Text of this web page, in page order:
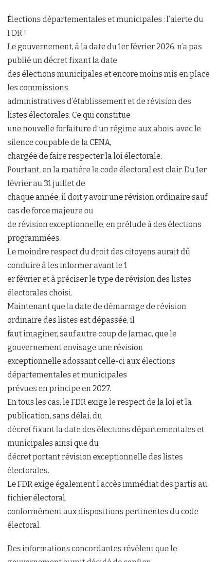
Élections départementales et municipales : l’alerte du
FDR !
Le gouvernement, à la date du 1er février 2026, n’a pas
publié un décret fixant la date
des élections municipales et encore moins mis en place
les commissions
administratives d’établissement et de révision des
listes électorales. Ce qui constitue
une nouvelle forfaiture d’un régime aux abois, avec le
silence coupable de la CENA,
chargée de faire respecter la loi électorale.
Pourtant, en la matière le code électoral est clair. Du 1er
février au 31 juillet de
chaque année, il doit y avoir une révision ordinaire sauf
cas de force majeure ou
de révision exceptionnelle, en prélude à des élections
programmées.
Le moindre respect du droit des citoyens aurait dû
conduire à les informer avant le 1
er février et à préciser le type de révision des listes
électorales choisi.
Maintenant que la date de démarrage de révision
ordinaire des listes est dépassée, il
faut imaginer, sauf autre coup de Jarnac, que le
gouvernement envisage une révision
exceptionnelle adossant celle-ci aux élections
départementales et municipales
prévues en principe en 2027.
En tous les cas, le FDR exige le respect de la loi et la
publication, sans délai, du
décret fixant la date des élections départementales et
municipales ainsi que du
décret portant révision exceptionnelle des listes
électorales.
Le FDR exige également l’accès immédiat des partis au
fichier électoral,
conformément aux dispositions pertinentes du code
électoral.
Des informations concordantes révèlent que le